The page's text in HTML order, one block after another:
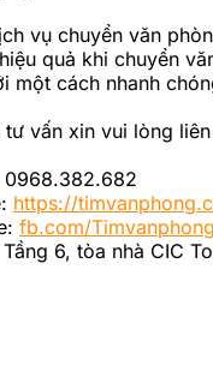
vụ chuyển văn
quả khi chuyển
một cách nhanh
tư vấn xin vui lòng
0968.382.682
https://
fb.com/
6, tòa nhà CIC